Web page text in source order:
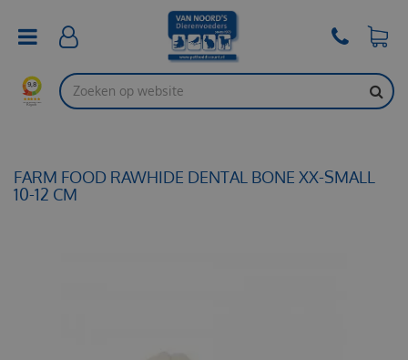
FARM FOOD RAWHIDE DENTAL BONE XX-SMALL
10-12 CM